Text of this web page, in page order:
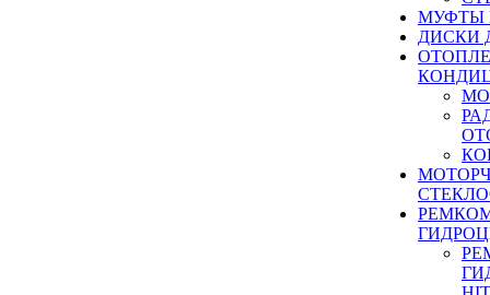
МУФТЫ
ДИСКИ